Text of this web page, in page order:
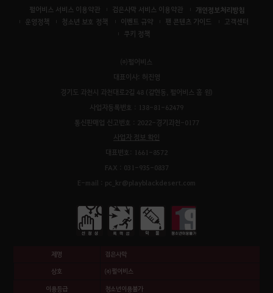
펄어비스 서비스 이용약관 검은사막 서비스 이용약관 개인정보처리방침
운영정책 청소년 보호 정책 이벤트 규약 팬 콘텐츠 가이드
고객센터
쿠키 정책
㈜펄어비스
대표이사: 허진영
경기도 과천시 과천대로2길 48 (갈현동, 펄어비스 홈 원)
사업자등록번호 : 138-81-62479
통신판매업 신고번호 : 2022-경기과천-0177
사업자 정보 확인
대표번호: 1661-8572
FAX : 031-935-0837
E-mail : pc_kr@playblackdesert.com
제명 검은사막
상호 ㈜펄어비스
이용등급 청소년이용불가